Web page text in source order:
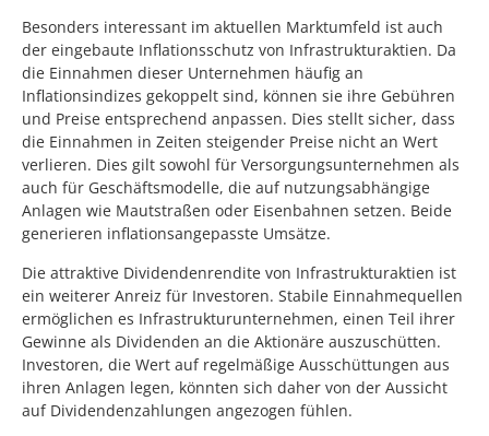
Besonders interessant im aktuellen Marktumfeld ist auch
der eingebaute Inflationsschutz von Infrastrukturaktien. Da
die Einnahmen dieser Unternehmen häufig an
Inflationsindizes gekoppelt sind, können sie ihre Gebühren
und Preise entsprechend anpassen. Dies stellt sicher, dass
die Einnahmen in Zeiten steigender Preise nicht an Wert
verlieren. Dies gilt sowohl für Versorgungsunternehmen als
auch für Geschäftsmodelle, die auf nutzungsabhängige
Anlagen wie Mautstraßen oder Eisenbahnen setzen. Beide
generieren inflationsangepasste Umsätze.
Die attraktive Dividendenrendite von Infrastrukturaktien ist
ein weiterer Anreiz für Investoren. Stabile Einnahmequellen
ermöglichen es Infrastrukturunternehmen, einen Teil ihrer
Gewinne als Dividenden an die Aktionäre auszuschütten.
Investoren, die Wert auf regelmäßige Ausschüttungen aus
ihren Anlagen legen, könnten sich daher von der Aussicht
auf Dividendenzahlungen angezogen fühlen.